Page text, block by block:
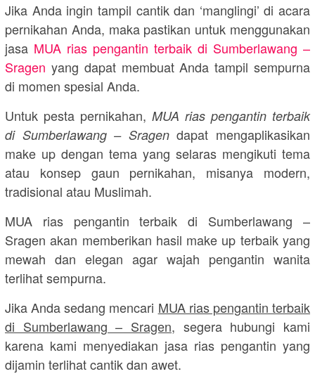
Jika Anda ingin tampil cantik dan ‘manglingi’ di acara
pernikahan Anda, maka pastikan untuk menggunakan
jasa MUA rias pengantin terbaik di Sumberlawang –
Sragen yang dapat membuat Anda tampil sempurna
di momen spesial Anda.
Untuk pesta pernikahan, MUA rias pengantin terbaik
di Sumberlawang – Sragendapat mengaplikasikan
make up dengan tema yang selaras mengikuti tema
atau konsep gaun pernikahan, misanya modern,
tradisional atau Muslimah.
MUA rias pengantin terbaik di Sumberlawang –
Sragen akan memberikan hasil make up terbaik yang
mewah dan elegan agar wajah pengantin wanita
terlihat sempurna.
Jika Anda sedang mencari MUA rias pengantin terbaik
di Sumberlawang – Sragen, segera hubungi kami
karena kami menyediakan jasa rias pengantin yang
dijamin terlihat cantik dan awet.